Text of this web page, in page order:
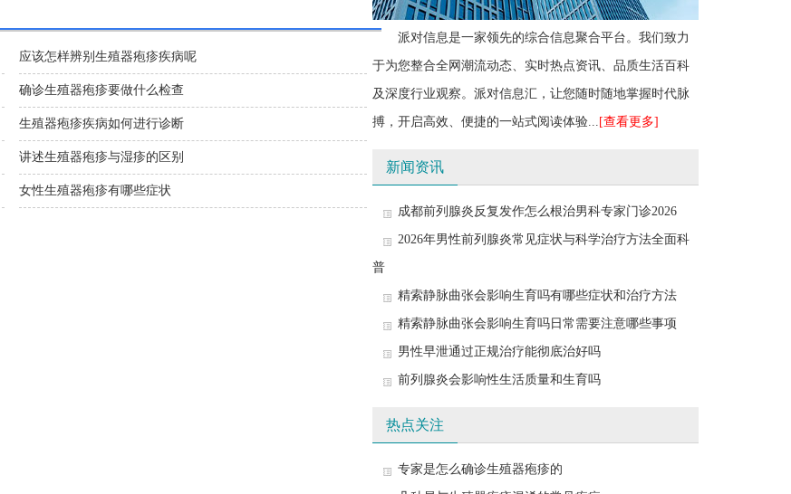
应该怎样辨别生殖器疱疹疾病呢
确诊生殖器疱疹要做什么检查
生殖器疱疹疾病如何进行诊断
讲述生殖器疱疹与湿疹的区别
女性生殖器疱疹有哪些症状
派对信息是一家领先的综合信息聚合平台。我们致力
于为您整合全网潮流动态、实时热点资讯、品质生活百科
及深度行业观察。派对信息汇，让您随时随地掌握时代脉
搏，开启高效、便捷的一站式阅读体验... [查看更多]
新闻资讯
成都前列腺炎反复发作怎么根治男科专家门诊2026
2026年男性前列腺炎常见症状与科学治疗方法全面科
普
精索静脉曲张会影响生育吗有哪些症状和治疗方法
精索静脉曲张会影响生育吗日常需要注意哪些事项
男性早泄通过正规治疗能彻底治好吗
前列腺炎会影响性生活质量和生育吗
热点关注
专家是怎么确诊生殖器疱疹的